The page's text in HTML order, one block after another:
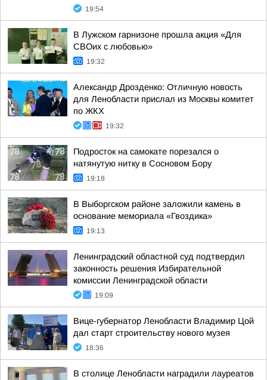
19:54
В Лужском гарнизоне прошла акция «Для
СВОих с любовью»
19:32
Александр Дрозденко: Отличную новость
для Ленобласти прислал из Москвы комитет
по ЖКХ
19:32
Подросток на самокате порезался о
натянутую нитку в Сосновом Бору
19:18
В Выборгском районе заложили камень в
основание мемориала «Гвоздика»
19:13
Ленинградский областной суд подтвердил
законность решения Избирательной
комиссии Ленинградской области
19:09
Вице-губернатор Ленобласти Владимир Цой
дал старт строительству нового музея
18:36
В столице Ленобласти наградили лауреатов